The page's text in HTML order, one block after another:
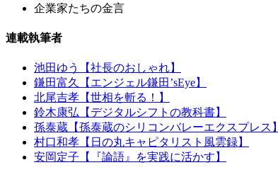
企業家たちの金言
連載執筆者
池田ゆう【社長のおしゃれ】
鎌田富久【エンジェル鎌田’sEye】
北尾吉孝【世相を斬る！】
鈴木康弘【デジタルシフトの教科書】
孫泰蔵【孫泰蔵のシリコンバレーエクスプレス】
村口和孝【日の丸キャピタリスト風雲録】
安岡定子【『論語』を実践に活かす】